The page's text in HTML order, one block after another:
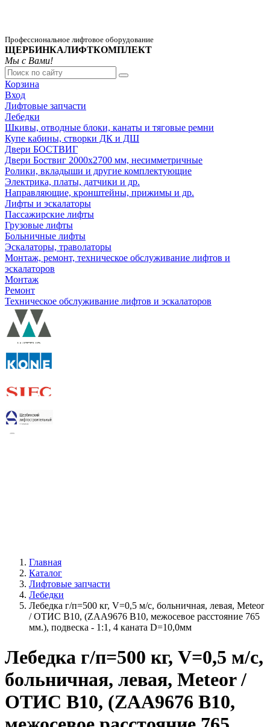
Профессиональное лифтовое оборудование
ЩЕРБИНКАЛИФТКОМПЛЕКТ
Мы с Вами!
Корзина
Вход
Лифтовые запчасти
Лебедки
Шкивы, отводные блоки, канаты и тяговые ремни
Купе кабины, створки ДК и ДШ
Двери БОСТВИГ
Двери Боствиг 2000х2700 мм, несимметричные
Ролики, вкладыши и другие комплектующие
Электрика, платы, датчики и др.
Направляющие, кронштейны, прижимы и др.
Лифты и эскалаторы
Пассажирские лифты
Грузовые лифты
Больничные лифты
Эскалаторы, траволаторы
Монтаж, ремонт, техническое обслуживание лифтов и
эскалаторов
Монтаж
Ремонт
Техническое обслуживание лифтов и эскалаторов
Главная
Каталог
Лифтовые запчасти
Лебедки
Лебедка г/п=500 кг, V=0,5 м/с, больничная, левая, Meteor
/ ОТИС В10, (ZAA9676 B10, межосевое расстояние 765
мм.), подвеска - 1:1, 4 каната D=10,0мм
Лебедка г/п=500 кг, V=0,5 м/с,
больничная, левая, Meteor /
ОТИС В10, (ZAA9676 B10,